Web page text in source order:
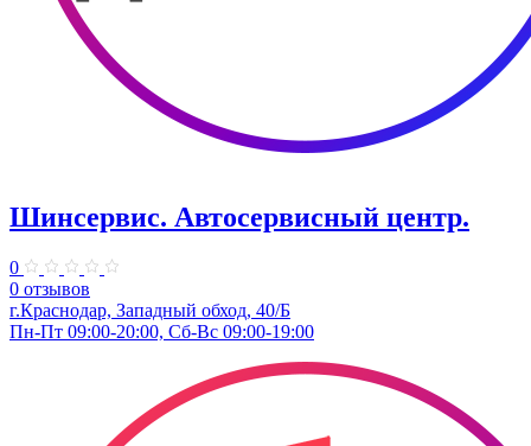
Шинсервис. ​Автосервисный центр.
0
0 отзывов
г.Краснодар, Западный обход, 40/Б
Пн-Пт 09:00-20:00, Сб-Вс 09:00-19:00